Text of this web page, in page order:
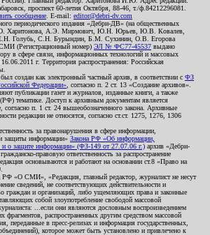
проспект 60-летия Октября, 88-46, т./ф.84212296081.
сообщение . E-mail: editor@debri-dv.com
периодического издания «Дебри-ДВ» (на общественных
Харитонова, А.Э. Мирмович, Ю.Н. Юрьев, Ю.В. Ковалев,
Голубь, С.Н. Бурындин, Б.М. Сухинин, О.В. Егорова
СМИ (Регистрационный номер) ЭЛ № ФС77-45537 выдано
в сфере связи, информационных технологий и массовых
г. Территория распространения: Российская
создан как электронный частный архив, в соответствии с ФЗ
Федерации» , согласно п. 2 ст. 13 «Создание архивов».
публикации газет и журналов, изданные книги, а также
тематике. Доступ к архивным документам является
п. 1 ст. 24 вышеобозначенного закона. Архивные
редакции не относятся, согласно ст.ст. 1275, 1276, 1306
за правонарушения в сфере информации,
защиты информации» Закона РФ «Об информации,
о защите информации» (ФЗ-149 от 27.07.06 г.) архив «Дебри-
правовую ответственность за распространение
основываются и работают на основании ст.8 «Право на
РФ «О СМИ», «Редакция, главный редактор, журналист не несут
сведений, не соответствующих действительности и
граждан и организаций, либо ущемляющих права и законные
собой злоупотребление свободой массовой
...если они являются дословным воспроизведением
фрагментов, распространенных другим средством массовой
переданные в пресс-релизах и информация государственных,
которое может быть установлено и привлечено к